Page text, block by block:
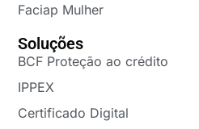
Faciap Mulher
Soluções
BCF Proteção ao crédito
IPPEX
Certificado Digital